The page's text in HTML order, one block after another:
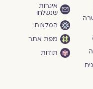
איגרות
שנשלחו
המלצות
מפת אתר
תודות